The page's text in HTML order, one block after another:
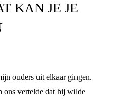
KAN JE JE
ouders uit elkaar gingen.
ons vertelde dat hij wilde